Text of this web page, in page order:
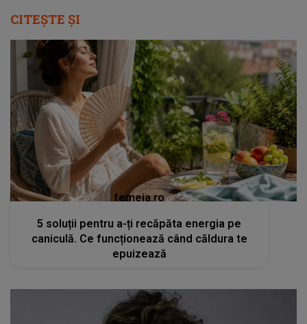
CITEȘTE ȘI
femeia.ro
5 soluții pentru a-ți recăpăta energia pe
caniculă. Ce funcționează când căldura te
epuizează